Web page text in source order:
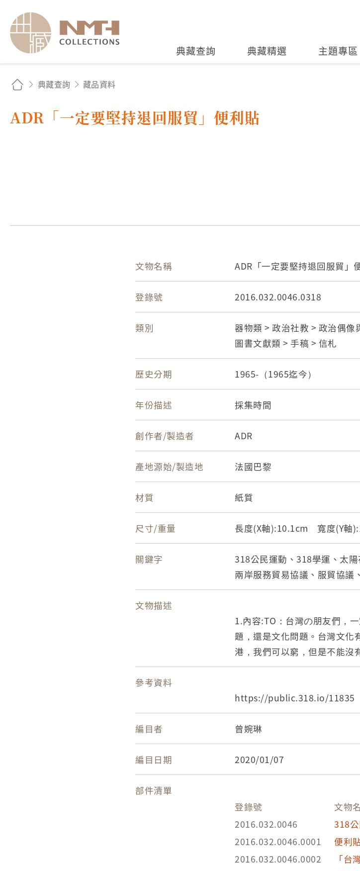
典藏查詢 典藏精選 主題專區
典藏查詢 藏品資料
ADR「一定要堅持退回服貿」便利貼
文物名稱 ADR「一定要堅持退回服貿」
登錄號 2016.032.0046.0318
類別
器物類 > 政治社教 > 政治偶像
圖書文獻類 > 手稿 > 信札
歷史分期 1965-（1965迄今）
年份描述 採集時間
創作者/製造者 ADR
產地源始/製造地 法國巴黎
材質 紙質
尺寸/重量 長度(X軸):10.1cm 寬度(Y軸
關鍵字
318公民運動、318學運、太
兩岸服務貿易協議、服貿協議
文物描述
1.內容:TO：台灣の朋友們，
題，還是文化問題。台灣文化
港，我們可以窮，但是不能
2.中研院原件典藏編碼
4.中研院關係藏品-關聯:
5.中研院關係藏品-整體:16036
6.提供者:
參考資料
https://public.318.io/11835
編目者 曾婉琳
編目日期 2020/01/07
部件清單
登錄號
文物
2016.032.0046
318
2016.032.0046.0001
便利
2016.032.0046.0002
「台